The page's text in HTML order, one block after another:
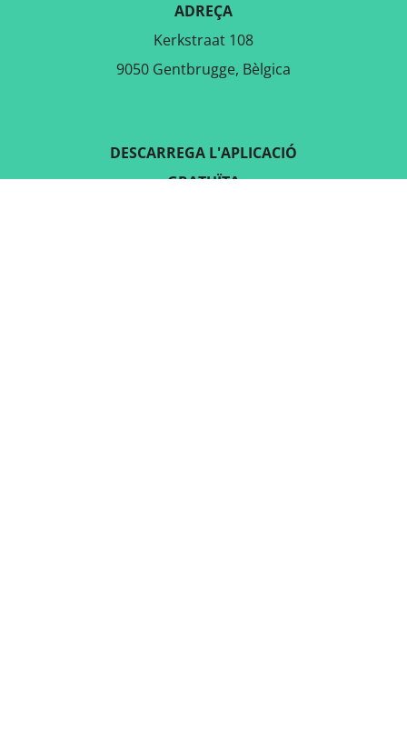
ADREÇA
Kerkstraat 108
9050 Gentbrugge, Bèlgica
DESCARREGA L'APLICACIÓ
GRATUÏTA